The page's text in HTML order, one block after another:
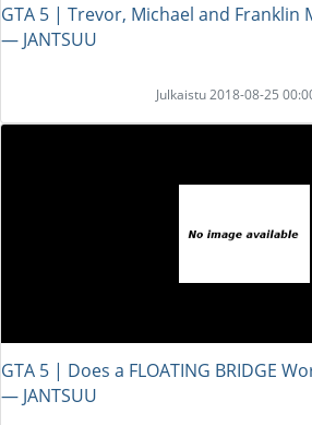
GTA 5 | Trevor, Michael and Franklin
― JANTSUU
Julkaistu 2018-08-25
GTA 5 | Does a FLOATING BRIDGE
― JANTSUU